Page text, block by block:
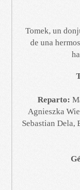
Tomek, un
de una
Reparto:
Agnieszka
Sebastian Dela,